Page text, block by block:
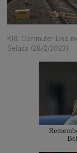
KRL Commuter Line
Selasa (28/2/2023).